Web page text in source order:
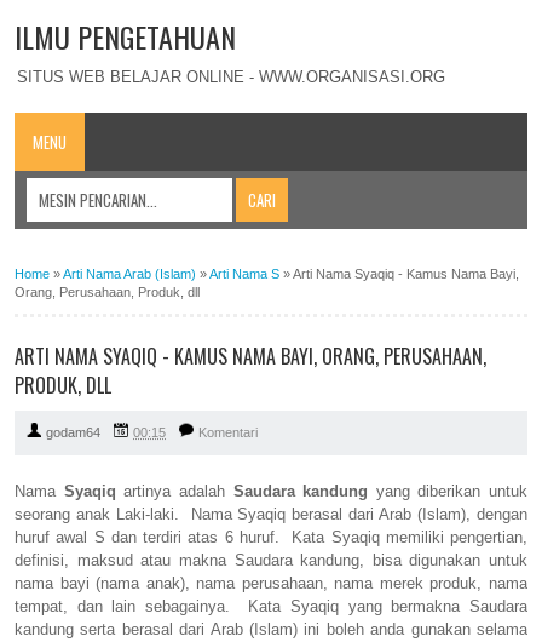
ILMU PENGETAHUAN
SITUS WEB BELAJAR ONLINE - WWW.ORGANISASI.ORG
MENU
Home »Arti Nama Arab (Islam) »Arti Nama S »Arti Nama Syaqiq - Kamus Nama Bayi,
Orang, Perusahaan, Produk, dll
ARTI NAMA SYAQIQ - KAMUS NAMA BAYI, ORANG, PERUSAHAAN,
PRODUK, DLL
godam64 00:15 Komentari
Nama Syaqiq artinya adalah Saudara kandung yang diberikan untuk
seorang anak Laki-laki. Nama Syaqiq berasal dari Arab (Islam), dengan
huruf awal S dan terdiri atas 6 huruf. Kata Syaqiq memiliki pengertian,
definisi, maksud atau makna Saudara kandung, bisa digunakan untuk
nama bayi (nama anak), nama perusahaan, nama merek produk, nama
tempat, dan lain sebagainya. Kata Syaqiq yang bermakna Saudara
kandung serta berasal dari Arab (Islam) ini boleh anda gunakan selama